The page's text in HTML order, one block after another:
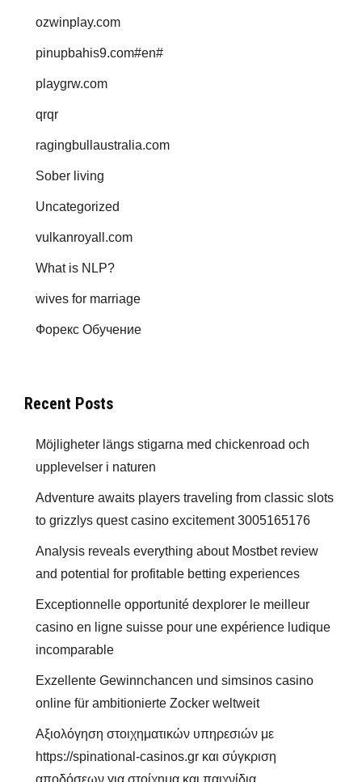
ozwinplay.com
pinupbahis9.com#en#
playgrw.com
qrqr
ragingbullaustralia.com
Sober living
Uncategorized
vulkanroyall.com
What is NLP?
wives for marriage
Форекс Обучение
Recent Posts
Möjligheter längs stigarna med chickenroad och
upplevelser i naturen
Adventure awaits players traveling from classic slots
to grizzlys quest casino excitement 3005165176
Analysis reveals everything about Mostbet review
and potential for profitable betting experiences
Exceptionnelle opportunité dexplorer le meilleur
casino en ligne suisse pour une expérience ludique
incomparable
Exzellente Gewinnchancen und simsinos casino
online für ambitionierte Zocker weltweit
Αξιολόγηση στοιχηματικών υπηρεσιών με
https://spinational-casinos.gr και σύγκριση
αποδόσεων για στοίχημα και παιχνίδια